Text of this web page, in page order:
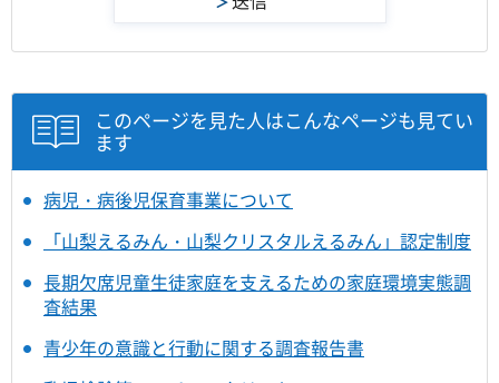
このページを見た人はこんなページも見てい
ます
病児・病後児保育事業について
「山梨えるみん・山梨クリスタルえるみん」認定制度
長期欠席児童生徒家庭を支えるための家庭環境実態調
査結果
青少年の意識と行動に関する調査報告書